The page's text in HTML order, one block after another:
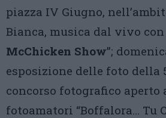
piazza IV Giugno,
Bianca, musica dal vivo con
McChicken Show”;
esposizione delle foto della
concorso fotografico
fotoamatori “Boffalora… Tu